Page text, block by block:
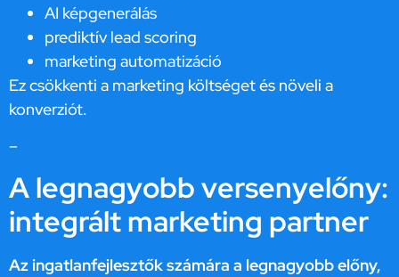
AI képgenerálás
prediktív lead scoring
marketing automatizáció
Ez csökkenti a marketing költséget és növeli a
konverziót.
–
A legnagyobb versenyelőny:
integrált marketing partner
Az ingatlanfejlesztők számára a legnagyobb előny,